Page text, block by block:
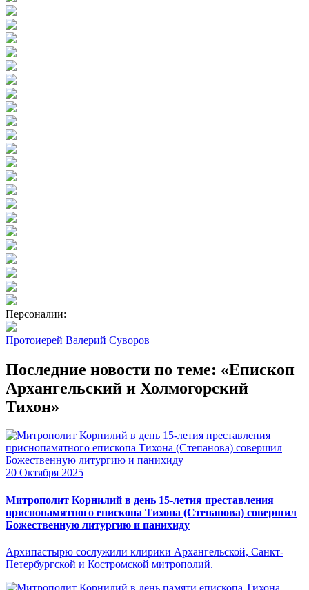
Персоналии:
Протоиерей Валерий Суворов
Последние новости по теме: «Епископ
Архангельский и Холмогорский
Тихон»
20 Октября 2025
Митрополит Корнилий в день 15-летия преставления
приснопамятного епископа Тихона (Степанова) совершил
Божественную литургию и панихиду
Архипастырю сослужили клирики Архангельской, Санкт-
Петербургской и Костромской митрополий.